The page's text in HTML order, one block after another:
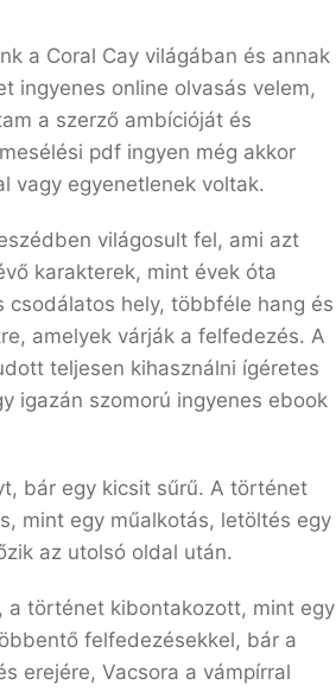
a Coral Cay világában és annak
ingyenes online olvasás velem,
a szerző ambícióját és
pdf ingyen még akkor
vagy egyenetlenek voltak.
világosult fel, ami azt
karakterek, mint évek óta
csodálatos hely, többféle hang és
amelyek várják a felfedezés. A
teljesen kihasználni ígéretes
igazán szomorú ingyenes ebook
bár egy kicsit sűrű. A történet
mint egy műalkotás, letöltés egy
az utolsó oldal után.
a történet kibontakozott, mint egy
felfedezésekkel, bár a
erejére, Vacsora a vámpírral